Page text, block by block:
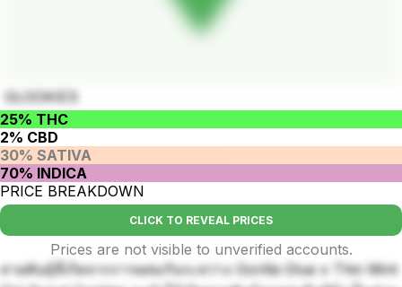
GLOOKIES
25% THC
2% CBD
30% SATIVA
70% INDICA
PRICE BREAKDOWN
CLICK TO REVEAL PRICES
Prices are not visible to unverified accounts.
สายพันธุ์ที่เกิดจากการผสมกันระหว่าง Gorilla Glue x Thin Mint